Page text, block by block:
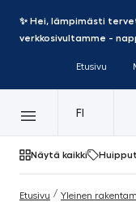
✨ Hei, lämpimästi
verkkosivultamme -
Etusivu
FI
Näytä kaikki
Etusivu / Yleinen